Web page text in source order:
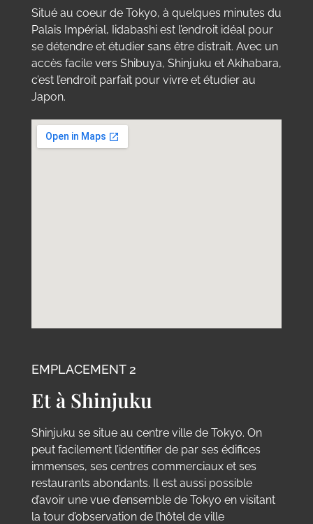
Situé au coeur de Tokyo, à quelques minutes du
Palais Impérial, Iidabashi est l’endroit idéal pour
se détendre et étudier sans être distrait. Avec un
accès facile vers Shibuya, Shinjuku et Akihabara,
c’est l’endroit parfait pour vivre et étudier au
Japon.
EMPLACEMENT 2
Et à Shinjuku
Shinjuku se situe au centre ville de Tokyo. On
peut facilement l’identifier de par ses édifices
immenses, ses centres commerciaux et ses
restaurants abondants. Il est aussi possible
d’avoir une vue d’ensemble de Tokyo en visitant
la tour d’observation de l’hôtel de ville